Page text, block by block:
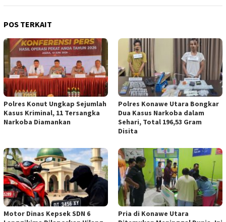
POS TERKAIT
Polres Konut Ungkap Sejumlah
Kasus Kriminal, 11 Tersangka
Narkoba Diamankan
Polres Konawe Utara Bongkar
Dua Kasus Narkoba dalam
Sehari, Total 196,53 Gram
Disita
Motor Dinas Kepsek SDN 6
Pria di Konawe Utara